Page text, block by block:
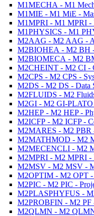
M1MECHA - M1
M1MIE - M1 MiE -
M1MPRI - M1 MPRI -
M1PHYSICS - M1
M2AAG - M2 AAG -
M2BIOHEA - M2 BH
M2BIOMECA - M2
M2CHEINT - M2 CI -
M2CPS - M2 CPS -
M2DS - M2 DS - Data
M2FLUIDS - M2
M2GI - M2 GI-PLATO
M2HEP - M2 HEP -
M2ICFP - M2 ICFP -
M2MARES - M2 PBR
M2MATHMOD - M2
M2MECENCLI - M2
M2MPRI - M2 MPRI -
M2MSV - M2 MSV -
M2OPTIM - M2 OPT -
M2PIC - M2 PIC -
M2PLASPHYFUS -
M2PROBFIN - M2 PF
M2QLMN - M2 QLMN